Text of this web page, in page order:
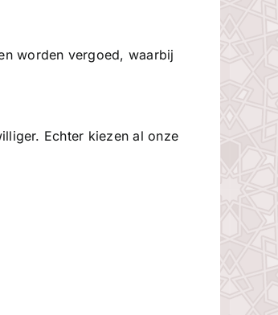
worden vergoed, waarbij
Echter kiezen al onze